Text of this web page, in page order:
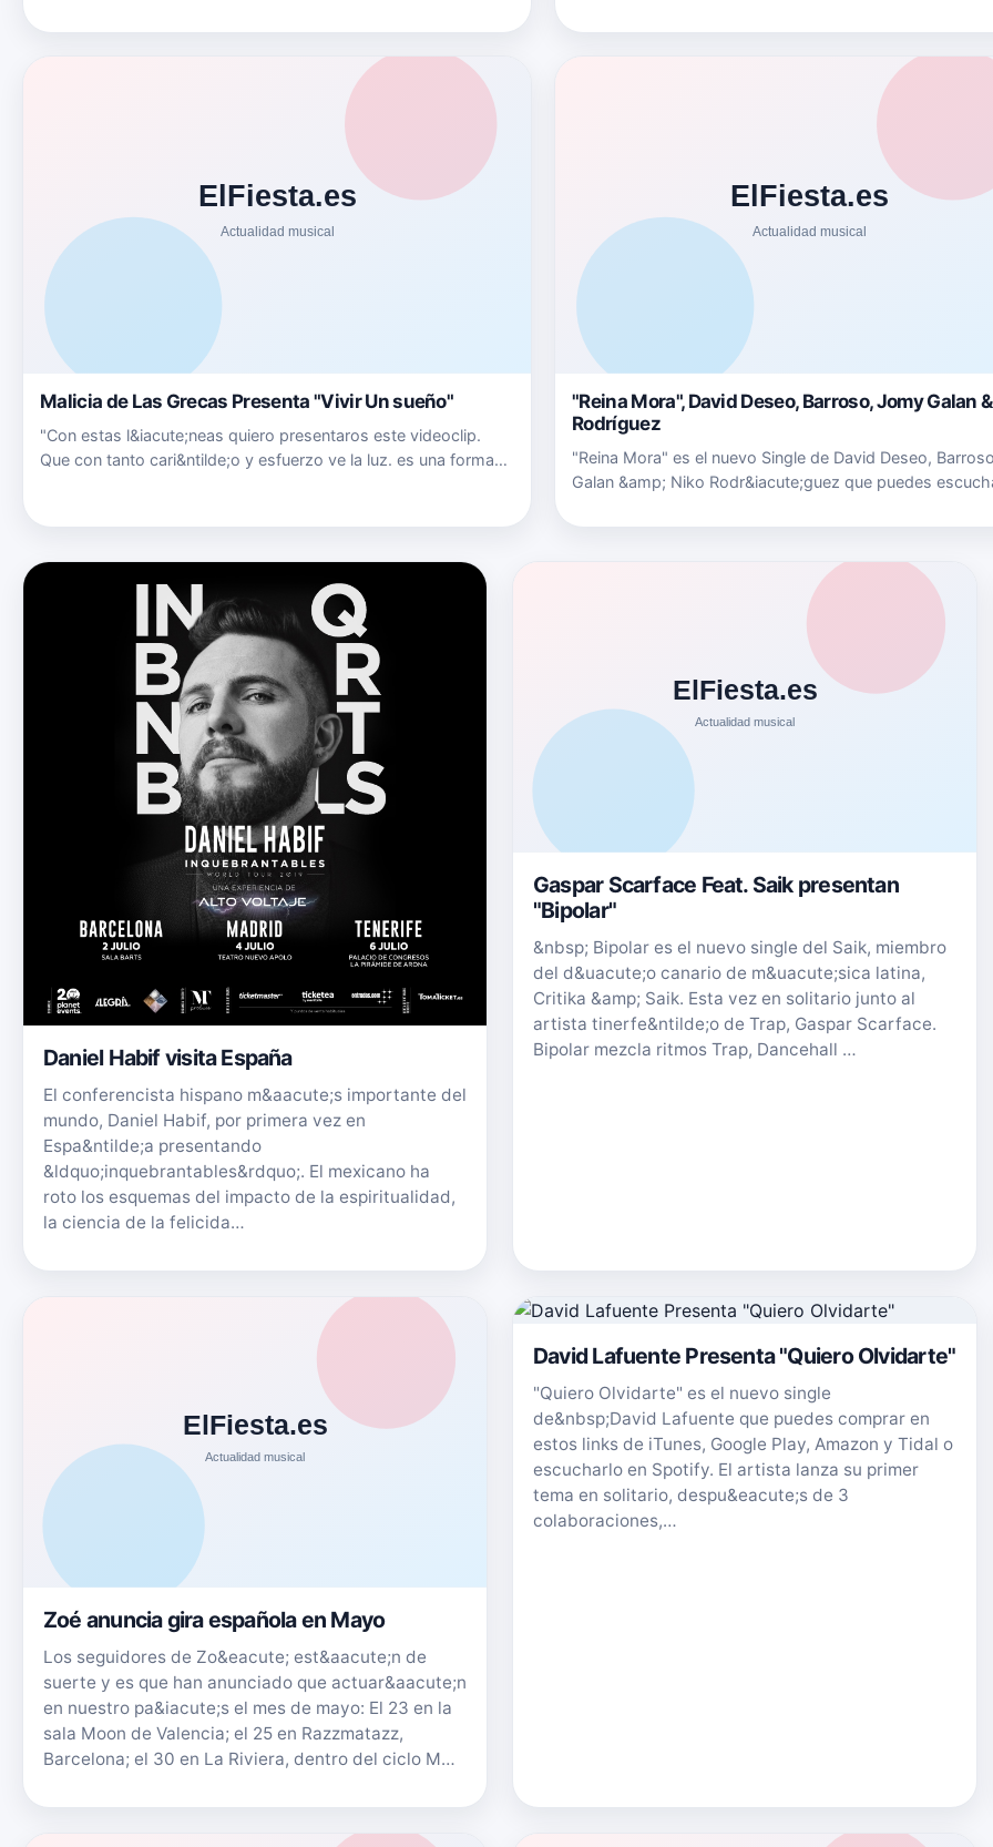
Princes…
Malicia de Las Grecas Presenta "Vivir Un sueño"
"Con estas l&iacute;neas quiero presentaros este videoclip.
Que con tanto cari&ntilde;o y esfuerzo ve la luz. es una forma
"Reina Mora", David Deseo, Barroso, Jomy Galan
Rodríguez
"Reina Mora" es el nuevo Single de David Deseo,
Galan &amp; Niko Rodr&iacute;guez que puedes
en&nbsp;www.instagram.com/officialbarroso&nbsp;y a
Daniel Habif visita España
El conferencista hispano m&aacute;s importante del
mundo, Daniel Habif, por primera vez en
Espa&ntilde;a presentando
&ldquo;inquebrantables&rdquo;. El mexicano ha
roto los esquemas del impacto de la espiritualidad,
la ciencia de la felicida…
Gaspar Scarface Feat. Saik presentan
"Bipolar"
&nbsp; Bipolar es el nuevo single del Saik, miembro
del d&uacute;o canario de m&uacute;sica latina,
Critika &amp; Saik. Esta vez en solitario junto al
artista tinerfe&ntilde;o de Trap, Gaspar Scarface.
Bipolar mezcla ritmos Trap, Dancehall …
Zoé anuncia gira española en Mayo
Los seguidores de Zo&eacute; est&aacute;n de
suerte y es que han anunciado que actuar&aacute;n
en nuestro pa&iacute;s el mes de mayo: El 23 en la
sala Moon de Valencia; el 25 en Razzmatazz,
Barcelona; el 30 en La Riviera, dentro del ciclo M…
David Lafuente Presenta "Quiero Olvidarte"
"Quiero Olvidarte" es el nuevo single
de&nbsp;David Lafuente que puedes comprar en
estos links de iTunes, Google Play, Amazon y Tidal o
escucharlo en Spotify. El artista lanza su primer
tema en solitario, despu&eacute;s de 3
colaboraciones,…